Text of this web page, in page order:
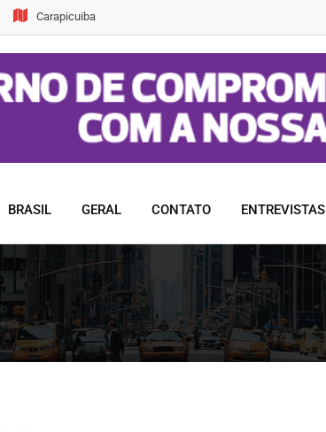
Carapicuiba
BRASIL GERAL CONTATO ENTREVISTAS